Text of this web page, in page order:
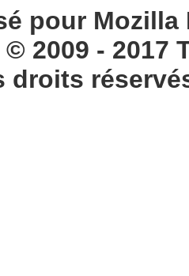
pour
2009 - 2017
droits